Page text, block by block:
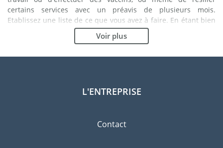
certains services avec un préavis de plusieurs mois.
Etablissez une liste de ce que vous avez à faire. En étant bien
organisé, vous vous assurez du bon déroulement de votre
Choisissez le bon déménageur
indépendants tels que la FIDI vous permettront d'avoir une
variété des emballages disponibles ainsi qu'un réseau
Voir plus
L'ENTREPRISE
Contact